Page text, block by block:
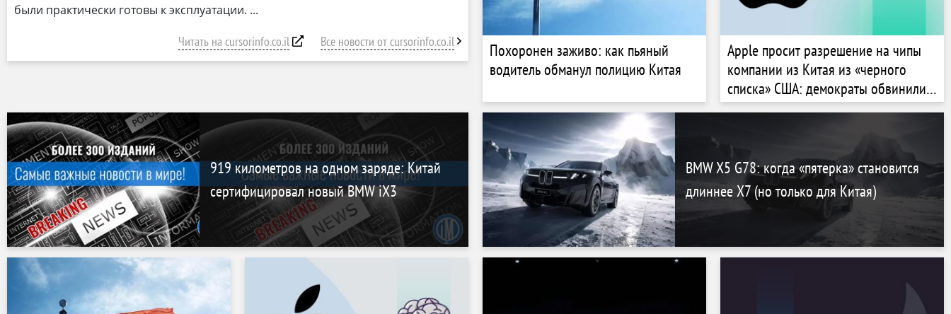
были практически готовы к эксплуатации.
Читать на cursorinfo.co.il Все новости от cursorinfo.co.il
Похоронен заживо: как пьяный
водитель обманул полицию Китая
Apple просит разрешение на чипы
компании из Китая из «черного
списка» США: демократы обвинили
политику Трампа — FT
919 километров на одном заряде: Китай
сертифицировал новый BMW iX3
BMW X5 G78: когда «пятерка» становится
длиннее X7 (но только для Китая)